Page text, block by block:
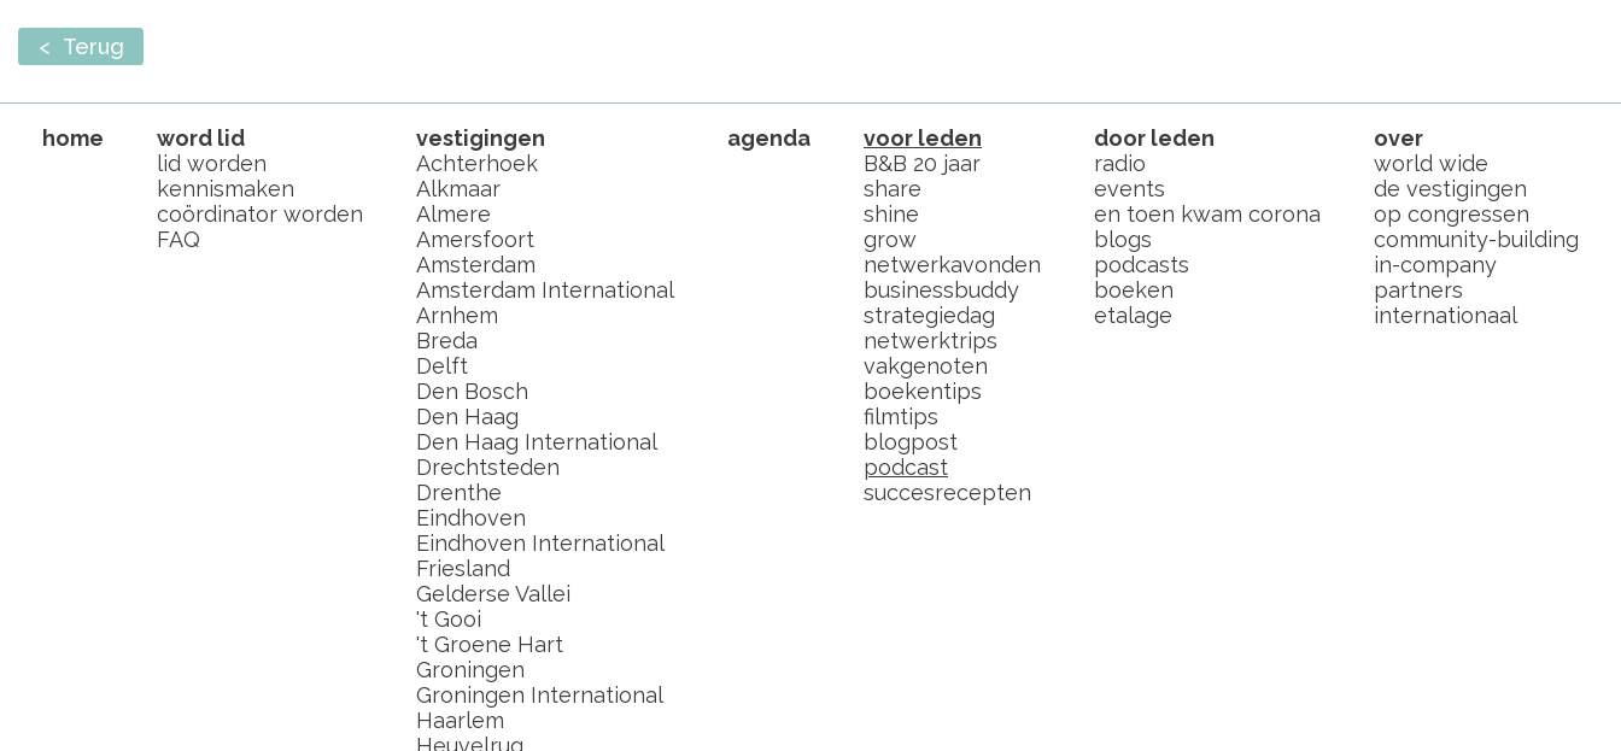
< Terug
home
word lid
lid worden
kennismaken
coördinator worden
FAQ
vestigingen
Achterhoek
Alkmaar
Almere
Amersfoort
Amsterdam
Amsterdam International
Arnhem
Breda
Delft
Den Bosch
Den Haag
Den Haag International
Drechtsteden
Drenthe
Eindhoven
Eindhoven International
Friesland
Gelderse Vallei
't Gooi
't Groene Hart
Groningen
Groningen International
Haarlem
Heuvelrug
agenda
voor leden
B&B 20 jaar
share
shine
grow
netwerkavonden
businessbuddy
strategiedag
netwerktrips
vakgenoten
boekentips
filmtips
blogpost
podcast
succesrecepten
door leden
radio
events
en toen kwam corona
blogs
podcasts
boeken
etalage
over
world wide
de vestigingen
op congressen
community-building
in-company
partners
internationaal